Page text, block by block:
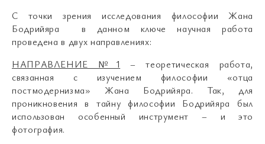
С точки зрения исследования философии Жана
Бодрийяра в данном ключе научная работа
проведена в двух направлениях:
НАПРАВЛЕНИЕ №1
– теоретическая работа,
связанная с изучением философии «отца
постмодернизма» Жана Бодрийяра. Так, для
проникновения в тайну философии Бодрийяра был
использован особенный инструмент – и это
фотография.